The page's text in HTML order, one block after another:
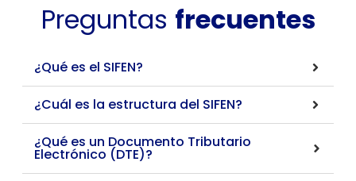
Preguntas frecuentes
¿Qué es el SIFEN?
¿Cuál es la estructura del SIFEN?
¿Qué es un Documento Tributario
Electrónico (DTE)?